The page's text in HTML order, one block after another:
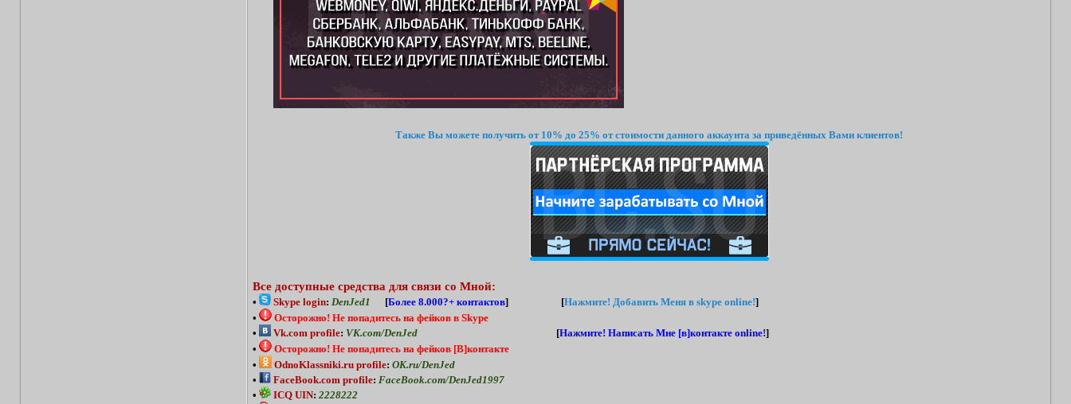
Также Вы можете получить от 10% до 25% от стоимости данного аккаунта за приведённых Вами клиентов!
Все доступные средства для связи со Мной:
• Skype login: DenJed1 [Более 8.000?+ контактов] [Нажмите! Добавить Меня в skype online!]
•
Осторожно! Не попадитесь на фейков в Skype
•
Vk.com profile: VK.com/DenJed [Нажмите! Написать Мне [в]контакте online!]
•
Осторожно! Не попадитесь на фейков [В]контакте
•
OdnoKlassniki.ru profile: OK.ru/DenJed
•
FaceBook.com profile: FaceBook.com/DenJed1997
•
ICQ UIN: 2228222